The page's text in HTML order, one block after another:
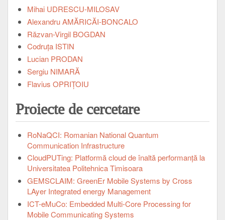
Mihai UDRESCU-MILOSAV
Alexandru AMĂRICĂI-BONCALO
Răzvan-Virgil BOGDAN
Codruța ISTIN
Lucian PRODAN
Sergiu NIMARĂ
Flavius OPRIŢOIU
Proiecte de cercetare
RoNaQCI: Romanian National Quantum
Communication Infrastructure
CloudPUTing: Platformă cloud de înaltă performanță la
Universitatea Politehnica Timisoara
GEMSCLAIM: GreenEr Mobile Systems by Cross
LAyer Integrated energy Management
ICT-eMuCo: Embedded Multi-Core Processing for
Mobile Communicating Systems